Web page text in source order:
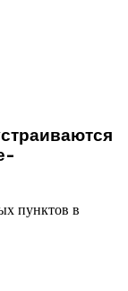
пунктов в